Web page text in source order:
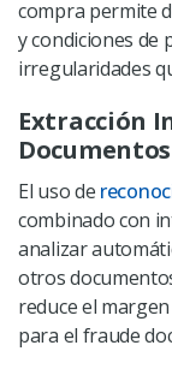
compra permite
y condiciones de
irregularidades
Extracción
Documentos
El uso de
combinado con
analizar
otros
reduce el
para el fraude